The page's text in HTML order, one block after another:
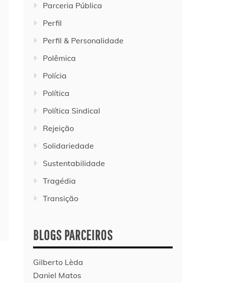
Parceria Pública
Perfil
Perfil & Personalidade
Polêmica
Polícia
Política
Política Sindical
Rejeição
Solidariedade
Sustentabilidade
Tragédia
Transição
BLOGS PARCEIROS
Gilberto Lèda
Daniel Matos